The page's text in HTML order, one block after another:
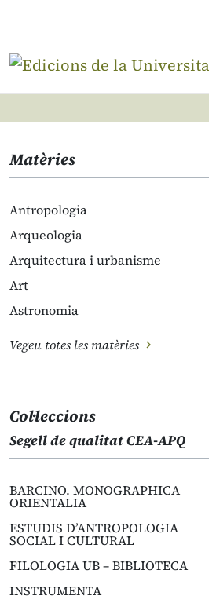
Matèries
Antropologia
Arqueologia
Arquitectura i urbanisme
Art
Astronomia
Vegeu totes les matèries
Col·leccions
Segell de qualitat CEA-APQ
BARCINO. MONOGRAPHICA
ORIENTALIA
ESTUDIS D’ANTROPOLOGIA
SOCIAL I CULTURAL
FILOLOGIA UB – BIBLIOTECA
INSTRUMENTA